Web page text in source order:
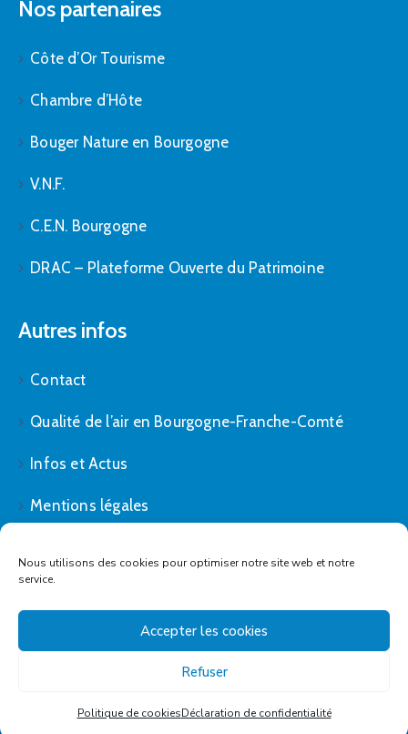
Nous utilisons des cookies pour optimiser notre site web et notre
service.
Accepter les cookies
Refuser
Politique de cookiesDéclaration de confidentialité
Nos partenaires
Côte d’Or Tourisme
Chambre d’Hôte
Bouger Nature en Bourgogne
V.N.F.
C.E.N. Bourgogne
DRAC – Plateforme Ouverte du Patrimoine
Autres infos
Contact
Qualité de l’air en Bourgogne-Franche-Comté
Infos et Actus
Mentions légales